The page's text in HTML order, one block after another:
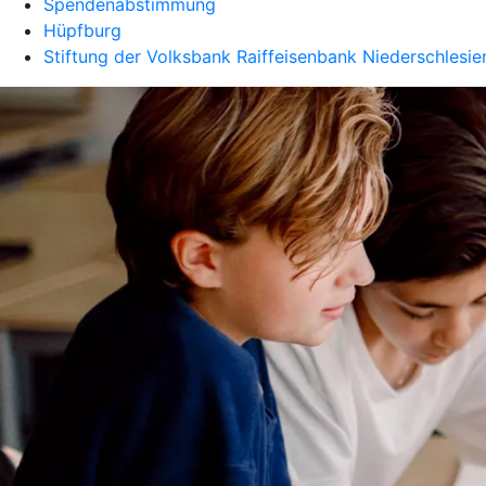
Spendenabstimmung
Hüpfburg
Stiftung der Volksbank Raiffeisenbank